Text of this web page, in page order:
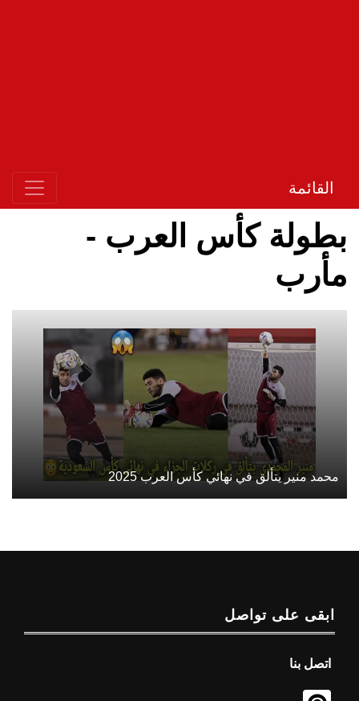
القائمة
بطولة كأس العرب -
مأرب
محمد منير يتألق في نهائي كأس العرب 2025
ابقى على تواصل
اتصل بنا